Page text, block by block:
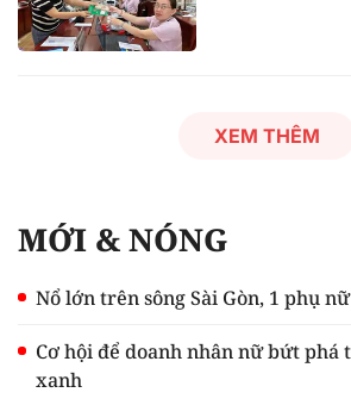
XEM THÊM
MỚI & NÓNG
Nổ lớn trên sông Sài Gòn, 1 phụ
Cơ hội để doanh nhân nữ bứt phá
xanh